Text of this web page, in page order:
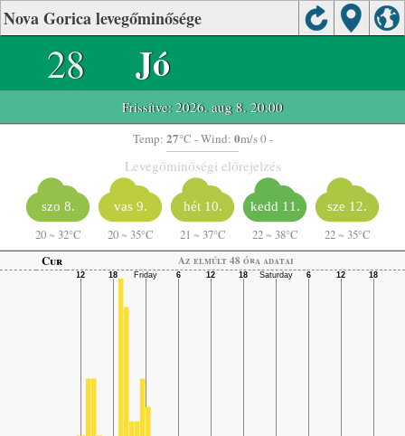
Nova Gorica levegőminősége
28 Jó
Frissítve: 2026. aug 8. 20:00
Temp: 27°C - Wind: 0m/s 0 -
Levegőminőségi előrejelzés
szo 8.
20 ~ 32°C
vas 9.
20 ~ 35°C
hét 10.
21 ~ 37°C
kedd 11.
22 ~ 38°C
sze 12.
22 ~ 35°C
Cur
Az elmúlt 48 óra adatai